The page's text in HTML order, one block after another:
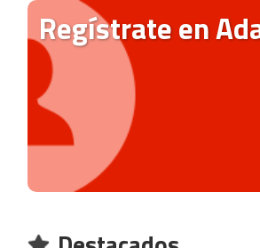
Regístrate en